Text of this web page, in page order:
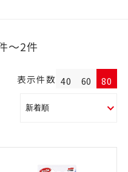
～2件
表示件数 40 60 80